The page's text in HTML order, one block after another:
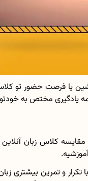
یا فرصت حضور تو
یادگیری مختص به
مقایسه کلاس زبان
تکرار و تمرین بیشتری